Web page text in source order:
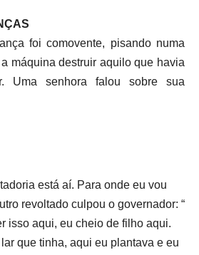
foi comovente, pisando numa
máquina destruir aquilo que havia
Uma senhora falou sobre sua
está aí. Para onde eu vou
revoltado culpou o governador: “
isso aqui, eu cheio de filho aqui.
que tinha, aqui eu plantava e eu